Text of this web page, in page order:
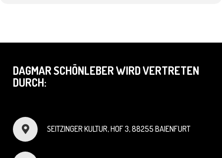
DAGMAR SCHÖNLEBER WIRD VERTRETEN
DURCH:
SEITZINGER KULTUR, HOF 3, 88255 BAIENFURT